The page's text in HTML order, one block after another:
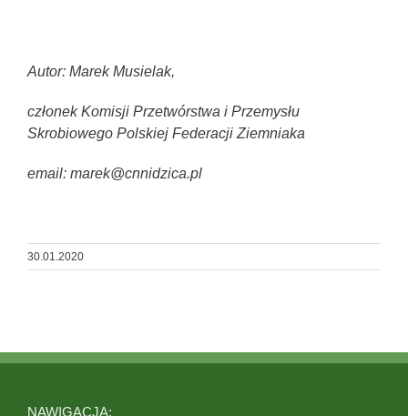
Autor: Marek Musielak,
członek Komisji Przetwórstwa i Przemysłu
Skrobiowego Polskiej Federacji Ziemniaka
email: marek@cnnidzica.pl
30.01.2020
NAWIGACJA: